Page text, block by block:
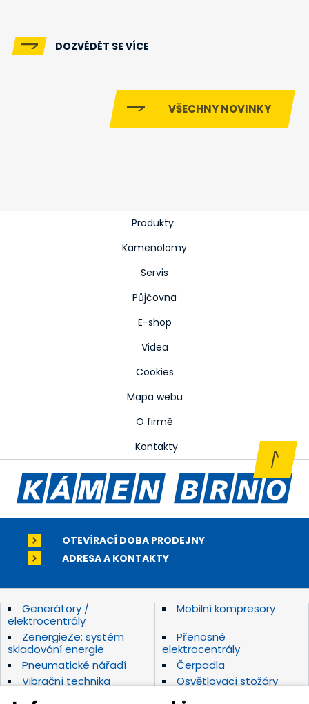
DOZVĚDĚT SE VÍCE
VŠECHNY NOVINKY
Produkty
Kamenolomy
Servis
Půjčovna
E-shop
Videa
Cookies
Mapa webu
O firmě
Kontakty
OTEVÍRACÍ DOBA PRODEJNY
ADRESA A KONTAKTY
Generátory /
elektrocentrály
Mobilní kompresory
ZenergieZe: systém
skladování energie
Přenosné
elektrocentrály
Pneumatické nářadí
Čerpadla
Vibrační technika
Osvětlovací stožáry
Elektrické nářadí Makita
Diamantové nástroje